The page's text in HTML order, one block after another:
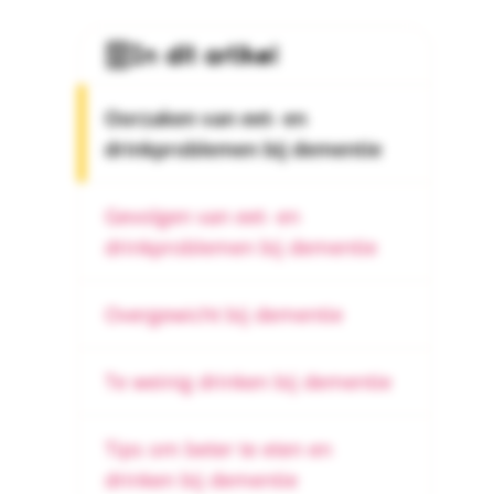
In dit artikel
Oorzaken van eet- en
drinkproblemen bij dementie
Gevolgen van eet- en
drinkproblemen bij dementie
Overgewicht bij dementie
Te weinig drinken bij dementie
Tips om beter te eten en
drinken bij dementie